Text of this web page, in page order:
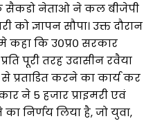
के सैकडो नेताओ ने कल बीजेपी
को ज्ञापन सौपा। उक्त दौरान
कहा कि उ०प्र० सरकार
पूरी तरह उदासीन रवैया
प्रताडित करने का कार्य कर
ने 5 हजार प्राइमरी एवं
निर्णय लिया है, जो युवा,